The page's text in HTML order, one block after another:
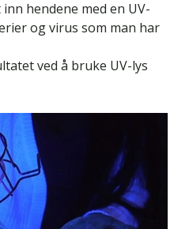
hendene med en UV-
og virus som man har
ved å bruke UV-lys